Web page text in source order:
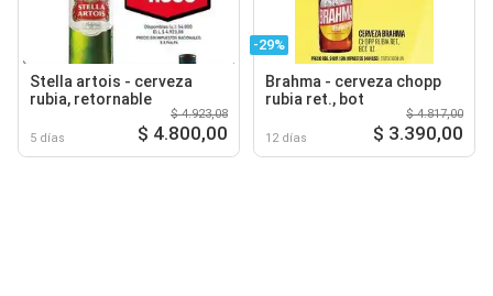
Stella artois - cerveza
rubia, retornable
5 días
$ 4.923,08
$ 4.800,00
-29%
Brahma - cerveza chopp
rubia ret., bot
12 días
$ 4.817,00
$ 3.390,00